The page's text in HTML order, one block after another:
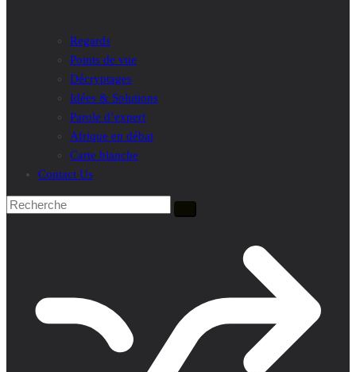
Regards
Points de vue
Décryptages
Idées & Solutions
Parole d’expert
Afrique en débat
Carte blanche
Contact Us